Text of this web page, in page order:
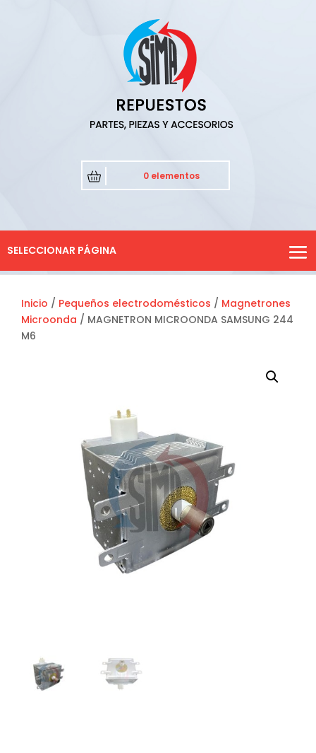
0 elementos
SELECCIONAR PÁGINA
Inicio / Pequeños electrodomésticos / Magnetrones
Microonda / MAGNETRON MICROONDA SAMSUNG 244
M6